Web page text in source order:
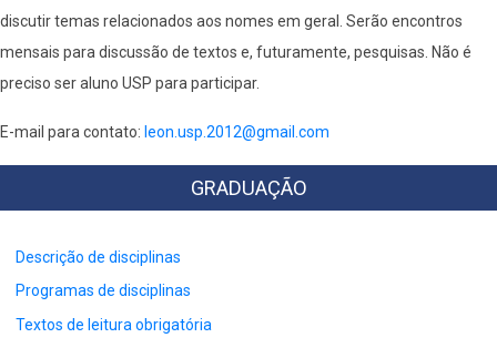
discutir temas relacionados aos nomes em geral. Serão encontros
mensais para discussão de textos e, futuramente, pesquisas. Não é
preciso ser aluno USP para participar.
E-mail para contato: leon.usp.2012@gmail.com
GRADUAÇÃO
Descrição de disciplinas
Programas de disciplinas
Textos de leitura obrigatória